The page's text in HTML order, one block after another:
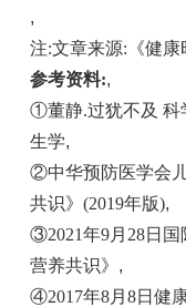
,
注:文章来源:《健康
参考资料:,
①董静.过犹不及 科
生学,
②中华预防医学会
共识》(2019年版),
③2021年9月28日
营养共识》 ,
④2017年8月8日健